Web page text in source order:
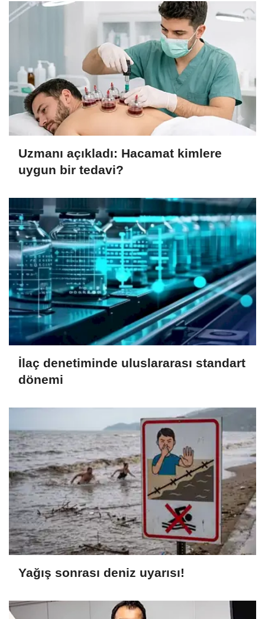
Uzmanı açıkladı: Hacamat kimlere
uygun bir tedavi?
İlaç denetiminde uluslararası standart
dönemi
Yağış sonrası deniz uyarısı!